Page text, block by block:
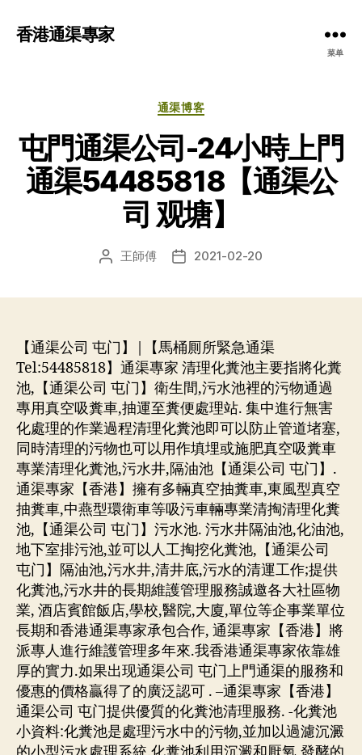
香港通渠專家
菜单
分
通渠博客
屯門通渠公司-24小時上門
通渠54485818【通渠公
司 观塘】
文 王師傅
发 2021-02-20
【通渠公司 屯门】|【馬桶厠所緊急通渠
Tel:54485818】通渠專家 清理化糞池主要指將化糞
池,【通渠公司 屯门】衛生間,污水池裡的污物通過
專用真空吸糞車,抽運至糞便處理站. 集中進行無害
化處理的作業過程清理化糞池即可以防止管道堵塞,
同時清理的污物也可以用作填埋或施肥真空吸糞車
專業清理化糞池,污水井,隔油池【通渠公司 屯门】.
通渠專家【香港】擁有多輛真空抽糞車,東風型真空
抽糞車,中燕型環衛車等吸污車輛專業清掏清理化糞
池,【通渠公司 屯门】污水池. 污水井隔油池,化油池,
地下室排污池,並可以人工掏挖化糞池,【通渠公司
屯门】隔油池,污水井,清井底,污水的清運工作;提供
化糞池,污水井的長期維護管理服務誠邀各大社區物
業, 酒店賓館飯店,學校,醫院,大廈,單位等企事業單位
長期和香港通渠專家承包合作, 通渠專家【香港】將
派專人進行維護管理多年來.我香港通渠專家依靠雄
厚的實力.如果出现通渠公司 屯门上門通渠的服務和
優惠的價格贏得了的廣泛認可 . –通渠專家【香港】
通渠公司 屯门提供優質的化糞池清理服務. -化糞池
小資料:化糞池是處理污水中的污物,並加以過濾沉澱